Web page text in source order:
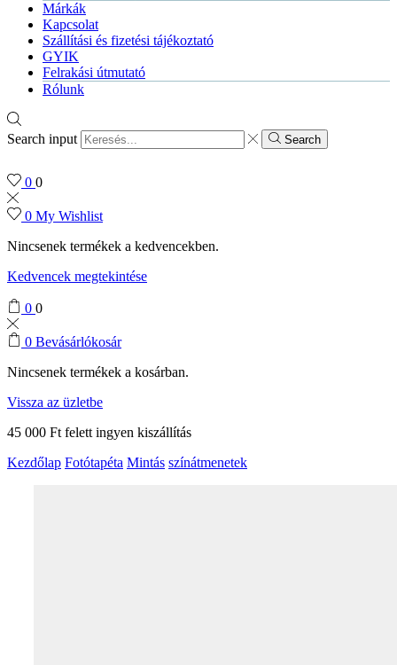
Márkák
Kapcsolat
Szállítási és fizetési tájékoztató
GYIK
Felrakási útmutató
Rólunk
Search input Search
0 0
0 My Wishlist
Nincsenek termékek a kedvencekben.
Kedvencek megtekintése
0 0
0 Bevásárlókosár
Nincsenek termékek a kosárban.
Vissza az üzletbe
45 000 Ft felett ingyen kiszállítás
Kezdőlap Fotótapéta Mintás színátmenetek